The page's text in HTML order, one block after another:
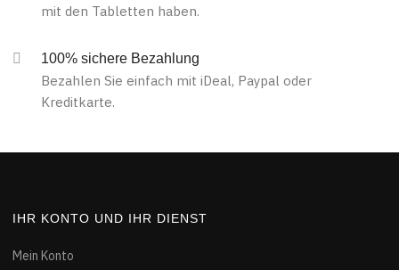
mit den Tabletten haben.
100% sichere Bezahlung
Bezahlen Sie einfach mit iDeal, Paypal oder
Kreditkarte.
IHR KONTO UND IHR DIENST
Mein Konto